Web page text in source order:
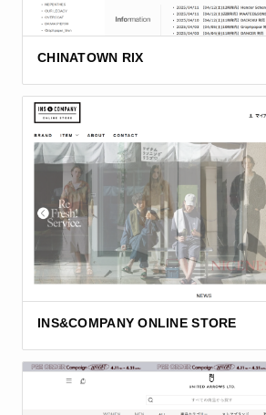
CHINATOWN RIX
INS&COMPANY ONLINE STORE